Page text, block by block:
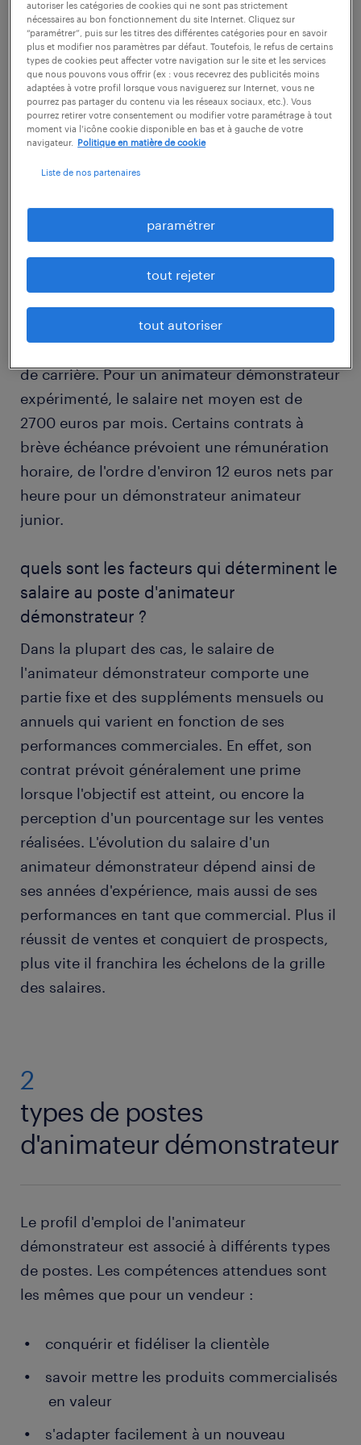
découvrir nos offres
1
salaire moyen au poste
d'animateur démonstrateur
Selon le Parisien Étudiant, le
est de 1500 euros. Ce montant va
de carrière. Pour un animateur démonstrateur
expérimenté, le salaire net moyen est de
2700 euros par mois. Certains contrats à
brève échéance prévoient une rémunération
horaire, de l'ordre d'environ 12 euros nets par
heure pour un démonstrateur animateur
junior.
quels sont les facteurs qui déterminent le
salaire au poste d'animateur
démonstrateur ?
Dans la plupart des cas, le salaire de
l'animateur démonstrateur comporte une
partie fixe et des suppléments mensuels ou
annuels qui varient en fonction de ses
performances commerciales. En effet, son
contrat prévoit généralement une prime
lorsque l'objectif est atteint, ou encore la
perception d'un pourcentage sur les ventes
réalisées. L'évolution du salaire d'un
animateur démonstrateur dépend ainsi de
ses années d'expérience, mais aussi de ses
performances en tant que commercial. Plus il
réussit de ventes et conquiert de prospects,
plus vite il franchira les échelons de la grille
des salaires.
2
types de postes
d'animateur démonstrateur
Le profil d'emploi de l'animateur
démonstrateur est associé à différents types
de postes. Les compétences attendues sont
les mêmes que pour un vendeur :
conquérir et fidéliser la clientèle
savoir mettre les produits commercialisés
en valeur
s'adapter facilement à un nouveau
autoriser les catégories de cookies qui ne sont pas strictement
nécessaires au bon fonctionnement du site Internet. Cliquez sur
“paramétrer”, puis sur les titres des différentes catégories pour en savoir
plus et modifier nos paramètres par défaut. Toutefois, le refus de certains
types de cookies peut affecter votre navigation sur le site et les services
que nous pouvons vous offrir (ex : vous recevrez des publicités moins
adaptées à votre profil lorsque vous naviguerez sur Internet, vous ne
pourrez pas partager du contenu via les réseaux sociaux, etc.). Vous
pourrez retirer votre consentement ou modifier votre paramétrage à tout
moment via l’icône cookie disponible en bas et à gauche de votre
navigateur.
Politique en matière de cookie
Liste de nos partenaires
paramétrer
tout rejeter
tout autoriser